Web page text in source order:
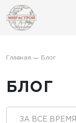
Главная Блог
БЛОГ
ЗА ВСЕ ВРЕМЯ